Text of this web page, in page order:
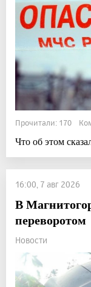
Прочитали: 170
Что об этом
16:00, 7 авг 2026
В
переворотом
Новости